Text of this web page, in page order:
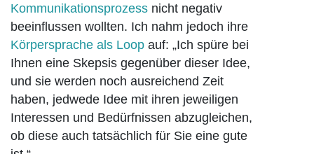
Kommunikationsprozess nicht negativ
beeinflussen wollten. Ich nahm jedoch ihre
Körpersprache als Loop auf: „Ich spüre bei
Ihnen eine Skepsis gegenüber dieser Idee,
und sie werden noch ausreichend Zeit
haben, jedwede Idee mit ihren jeweiligen
Interessen und Bedürfnissen abzugleichen,
ob diese auch tatsächlich für Sie eine gute